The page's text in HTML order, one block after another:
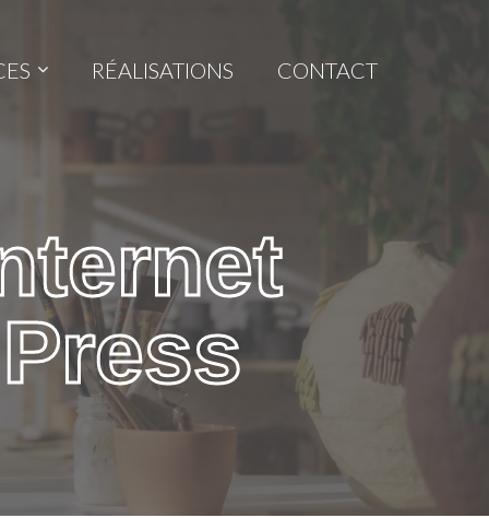
RÉALISATIONS CONTACT